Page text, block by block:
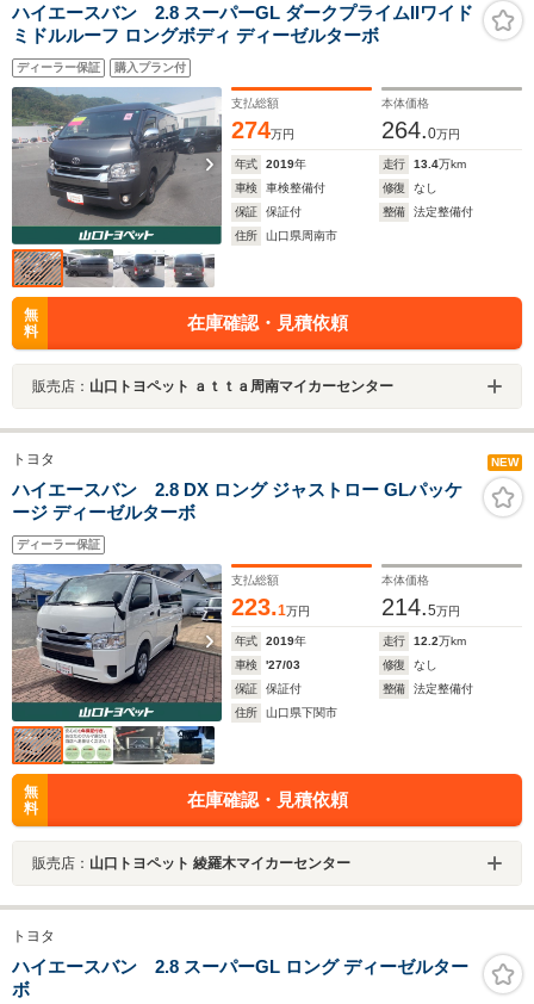
ハイエースバン 2.8 スーパーGL ダークプライムIIワイド
ミドルルーフ ロングボディ ディーゼルターボ
ディーラー保証 購入プラン付
支払総額
274万円
本体価格
264.0万円
年式 2019年 走行 13.4万km
車検
車検整備付 修復
なし
保証
保証付 整備
法定整備付
住所
山口県周南市
無
料
在庫確認・見積依頼
販売店： 山口トヨペット ａｔｔａ周南マイカーセンター
トヨタ NEW
ハイエースバン 2.8 DX ロング ジャストロー GLパッケ
ージ ディーゼルターボ
ディーラー保証
支払総額
223.1万円
本体価格
214.5万円
年式 2019年 走行 12.2万km
車検
'27/03 修復
なし
保証
保証付 整備
法定整備付
住所
山口県下関市
無
料
在庫確認・見積依頼
販売店： 山口トヨペット 綾羅木マイカーセンター
トヨタ
ハイエースバン 2.8 スーパーGL ロング ディーゼルター
ボ